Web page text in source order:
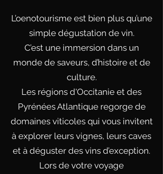
L’oenotourisme est bien plus qu’une
simple dégustation de vin.
C’est une immersion dans un
monde de saveurs, d’histoire et de
culture.
Les régions d'Occitanie et des
Pyrénées Atlantique regorge de
domaines viticoles qui vous invitent
à explorer leurs vignes, leurs caves
et à déguster des vins d’exception.
Lors de votre voyage